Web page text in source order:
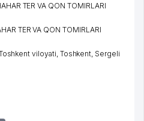
TER VA QON TOMIRLARI
TER VA QON TOMIRLARI
viloyati Toshkent Sergeli